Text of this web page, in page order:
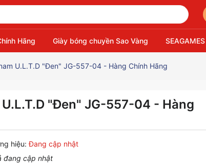
Hãng Giày bóng chuyền Sao Vàng
U.L.T.D "Đen" JG-557-04 - Hàng Chính Hãng
"Đen" JG-557-04 - Hàng
hiệu: Đang cập nhật
đang cập nhật